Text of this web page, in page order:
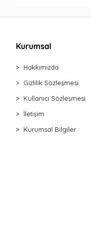
Kurumsal
Hakkımızda
Gizlilik Sözleşmesi
Kullanıcı Sözleşmesi
İletişim
Kurumsal Bilgiler